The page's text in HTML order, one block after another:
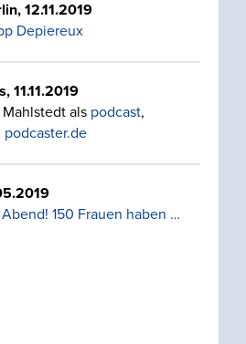
12.11.2019
Depiereux
11.11.2019
als podcast,
podcaster.de
150 Frauen haben …